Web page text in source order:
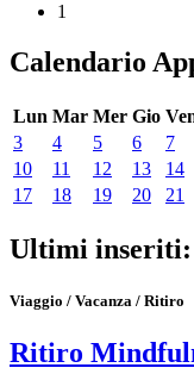
1
Calendario
Lun Mar Mer Gio
3
4 5 6 7
10
11 12 13 14
17
18 19 20 21
Ultimi inseriti:
Viaggio / Vacanza / Ritiro
Ritiro